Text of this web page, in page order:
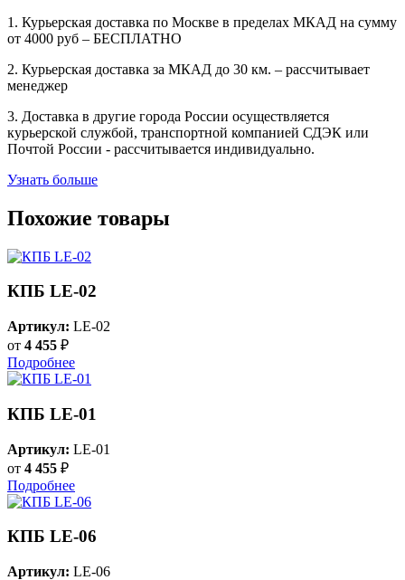
1. Курьерская доставка по Москве в пределах МКАД на сумму
от 4000 руб – БЕСПЛАТНО
2. Курьерская доставка за МКАД до 30 км. – рассчитывает
менеджер
3. Доставка в другие города России осуществляется
курьерской службой, транспортной компанией СДЭК или
Почтой России - рассчитывается индивидуально.
Узнать больше
Похожие товары
КПБ LE-02
Артикул: LE-02
от 4 455 ₽
Подробнее
КПБ LE-01
Артикул: LE-01
от 4 455 ₽
Подробнее
КПБ LE-06
Артикул: LE-06